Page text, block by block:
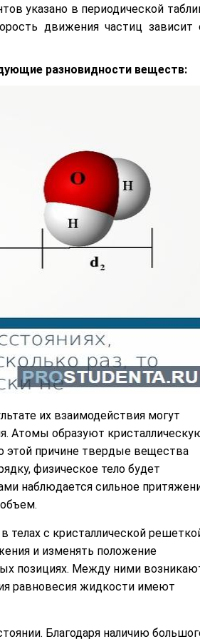
указано в периодической
движения частиц зависит
разновидности веществ:
их взаимодействия могут
Атомы образуют
этой причине твердые вещества
физическое тело будет
наблюдается сильное
с кристаллической
и изменять положение
позициях. Между ними
равновесия жидкости имеют
Благодаря наличию